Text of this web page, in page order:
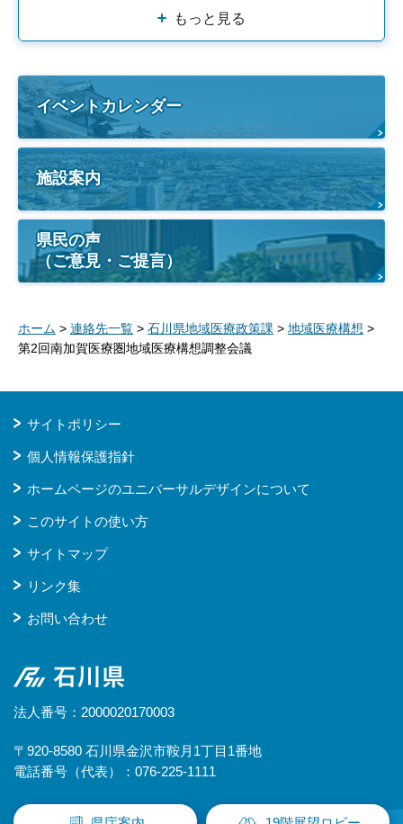
もっと見る
イベントカレンダー
施設案内
県民の声
（ご意見・ご提言）
ホーム > 連絡先一覧 > 石川県地域医療政策課 > 地域医療構想 >
第2回南加賀医療圏地域医療構想調整会議
サイトポリシー
個人情報保護指針
ホームページのユニバーサルデザインについて
このサイトの使い方
サイトマップ
リンク集
お問い合わせ
石川県
法人番号：2000020170003
〒920-8580 石川県金沢市鞍月1丁目1番地
電話番号（代表）：076-225-1111